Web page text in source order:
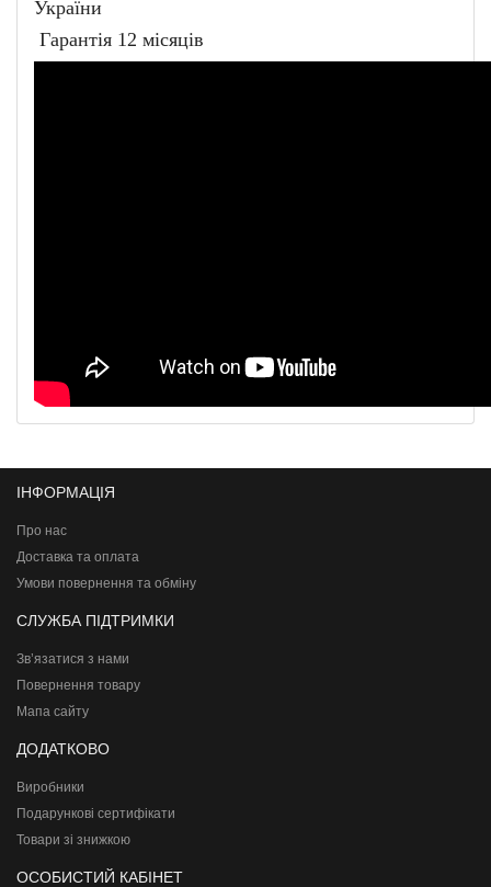
України
Гарантія 12 місяців
ІНФОРМАЦІЯ
Про нас
Доставка та оплата
Умови повернення та обміну
СЛУЖБА ПІДТРИМКИ
Зв’язатися з нами
Повернення товару
Мапа сайту
ДОДАТКОВО
Виробники
Подарункові сертифікати
Товари зі знижкою
ОСОБИСТИЙ КАБІНЕТ